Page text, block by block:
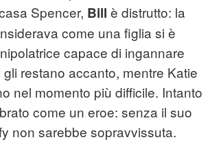
Spencer, Bill è distrutto: la
come una figlia si è
capace di ingannare
gli restano accanto, mentre Katie
nel momento più difficile. Intanto
come un eroe: senza il suo
non sarebbe sopravvissuta.